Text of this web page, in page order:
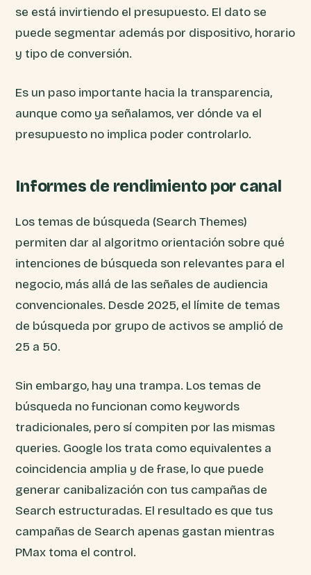
se está invirtiendo el presupuesto. El dato se
puede segmentar además por dispositivo, horario
y tipo de conversión.
Es un paso importante hacia la transparencia,
aunque como ya señalamos, ver dónde va el
presupuesto no implica poder controlarlo.
Informes de rendimiento por canal
Los temas de búsqueda (Search Themes)
permiten dar al algoritmo orientación sobre qué
intenciones de búsqueda son relevantes para el
negocio, más allá de las señales de audiencia
convencionales. Desde 2025, el límite de temas
de búsqueda por grupo de activos se amplió de
25 a 50.
Sin embargo, hay una trampa. Los temas de
búsqueda no funcionan como keywords
tradicionales, pero sí compiten por las mismas
queries. Google los trata como equivalentes a
coincidencia amplia y de frase, lo que puede
generar canibalización con tus campañas de
Search estructuradas. El resultado es que tus
campañas de Search apenas gastan mientras
PMax toma el control.